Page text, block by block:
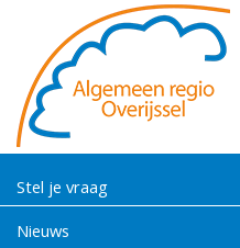
Stel je vraag
Nieuws